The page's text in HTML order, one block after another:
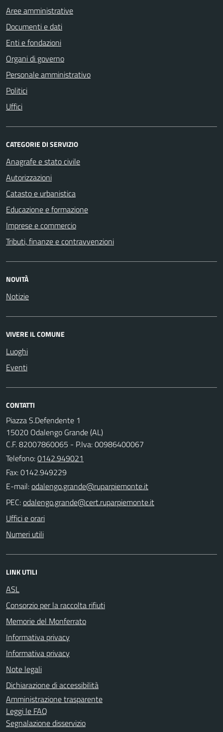
Aree amministrative
Documenti e dati
Enti e fondazioni
Organi di governo
Personale amministrativo
Politici
Uffici
CATEGORIE DI SERVIZIO
Anagrafe e stato civile
Autorizzazioni
Catasto e urbanistica
Educazione e formazione
Imprese e commercio
Tributi, finanze e contravvenzioni
NOVITÀ
Notizie
VIVERE IL COMUNE
Luoghi
Eventi
CONTATTI
Piazza S.Defendente 1
15020 Odalengo Grande (AL)
C.F. 82007860065 - P.Iva: 00986400067
Telefono:0142.949021
Fax: 0142.949229
E-mail:
PEC:
Uffici e orari
Numeri utili
LINK UTILI
ASL
Consorzio per la raccolta rifiuti
Memorie del Monferrato
Informativa privacy
Informativa privacy
Note legali
Dichiarazione di accessibilità
Amministrazione trasparente
Leggi le FAQ
Segnalazione disservizio